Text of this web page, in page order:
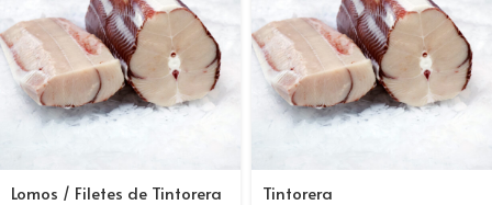
Lomos / Filetes de Tintorera Tintorera